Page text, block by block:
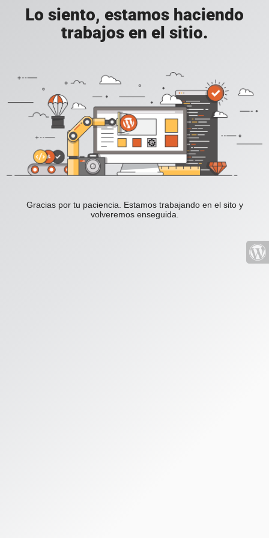
Lo siento, estamos haciendo
trabajos en el sitio.
Gracias por tu paciencia. Estamos trabajando en el sito y
volveremos enseguida.